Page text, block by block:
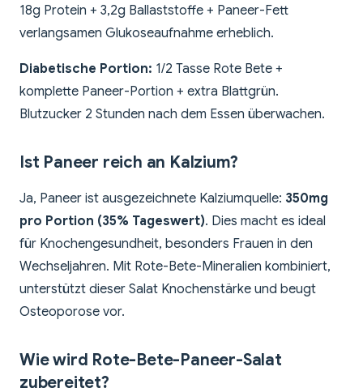
18g Protein + 3,2g Ballaststoffe + Paneer-Fett
verlangsamen Glukoseaufnahme erheblich.
Diabetische Portion: 1/2 Tasse Rote Bete +
komplette Paneer-Portion + extra Blattgrün.
Blutzucker 2 Stunden nach dem Essen überwachen.
Ist Paneer reich an Kalzium?
Ja, Paneer ist ausgezeichnete Kalziumquelle: 350mg
pro Portion (35% Tageswert). Dies macht es ideal
für Knochengesundheit, besonders Frauen in den
Wechseljahren. Mit Rote-Bete-Mineralien kombiniert,
unterstützt dieser Salat Knochenstärke und beugt
Osteoporose vor.
Wie wird Rote-Bete-Paneer-Salat
zubereitet?